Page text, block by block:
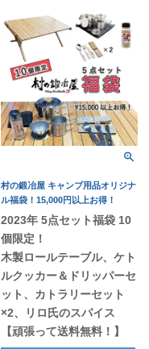
村の鍛冶屋 キャンプ用品オリジナ
ル福袋！15,000円以上お得！
2023年 5点セット福袋 10
個限定！
木製ロールテーブル、ケト
ルクッカー＆ドリッパーセ
ット、カトラリーセット
×2、リロ氏のスパイス
【頑張って送料無料！】